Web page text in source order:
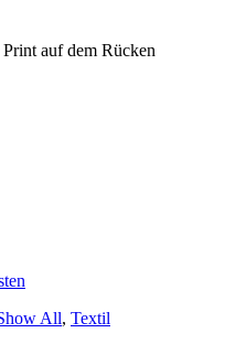
auf dem Rücken
All, Textil